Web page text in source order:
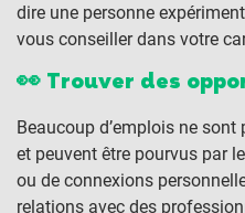
dire une personne
vous conseiller dans votre
👀 Trouver des
Beaucoup d’emplois ne
et peuvent être pourvus par
ou de connexions
relations avec des